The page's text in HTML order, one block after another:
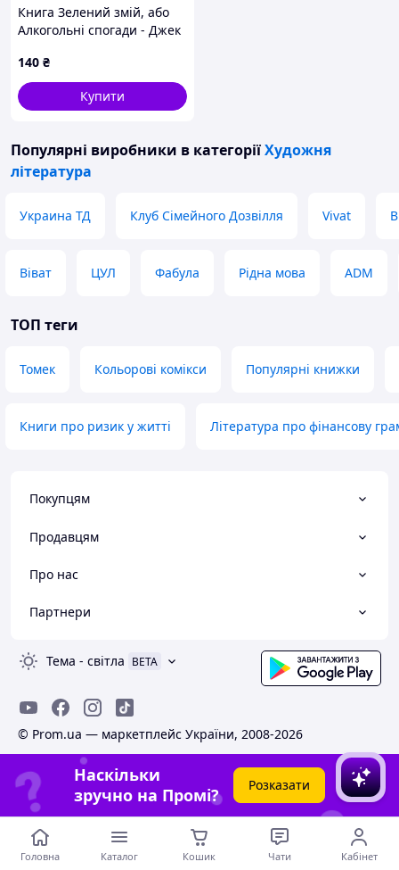
Книга Зелений змій, або
Алкогольні спогади - Джек
140 ₴
Купити
Популярні виробники в категоріїХудожня
література
Украина ТД Клуб Сімейного Дозвілля Vivat
Віват ЦУЛ Фабула Рідна мова ADM
ТОП теги
Томек Кольорові комікси Популярні книжки
Книги про ризик у житті Література про фінансову
Покупцям
Продавцям
Про нас
Партнери
Тема - світла BETA
© Prom.ua — маркетплейс України, 2008-2026
Наскільки
зручно на Промі?
Розказати
Головна Каталог Кошик Чати Кабінет